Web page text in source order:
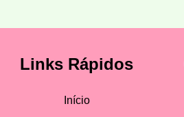
Links Rápidos
Início